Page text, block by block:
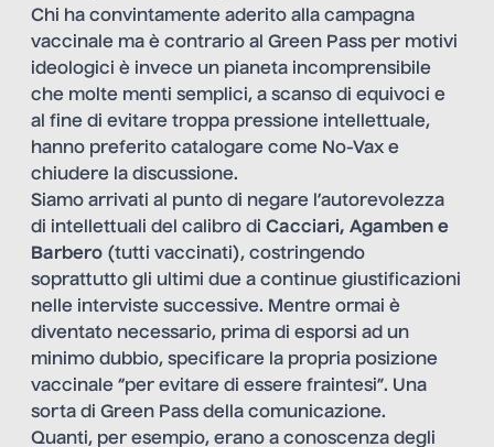
Chi ha convintamente aderito alla campagna
vaccinale ma è contrario al Green Pass per motivi
ideologici è invece un pianeta incomprensibile
che molte menti semplici, a scanso di equivoci e
al fine di evitare troppa pressione intellettuale,
hanno preferito catalogare come No-Vax e
chiudere la discussione.
Siamo arrivati al punto di negare l’autorevolezza
di intellettuali del calibro di Cacciari, Agamben e
Barbero (tutti vaccinati), costringendo
soprattutto gli ultimi due a continue giustificazioni
nelle interviste successive. Mentre ormai è
diventato necessario, prima di esporsi ad un
minimo dubbio, specificare la propria posizione
vaccinale “per evitare di essere fraintesi”. Una
sorta di Green Pass della comunicazione.
Quanti, per esempio, erano a conoscenza degli